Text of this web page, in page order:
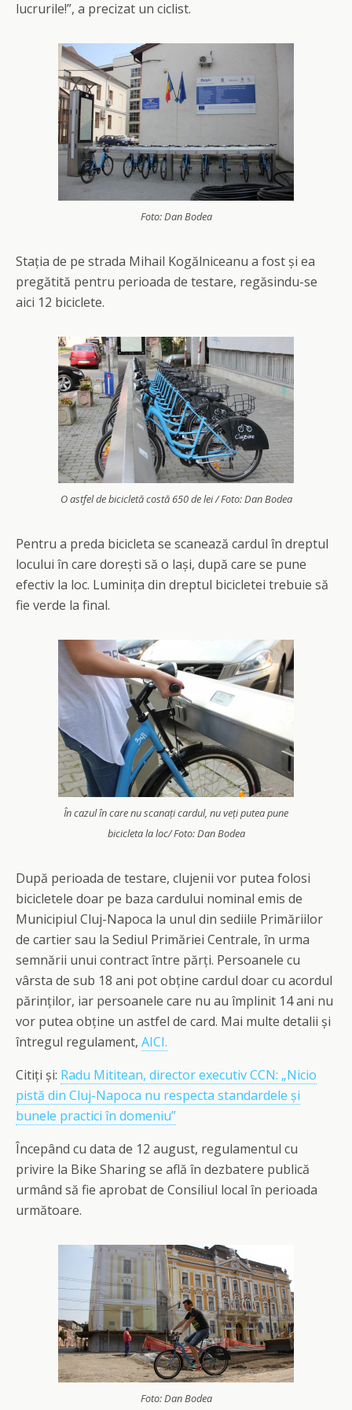
lucrurile!”, a precizat un ciclist.
Foto: Dan Bodea
Stația de pe strada Mihail Kogălniceanu a fost și ea
pregătită pentru perioada de testare, regăsindu-se
aici 12 biciclete.
O astfel de bicicletă costă 650 de lei / Foto: Dan Bodea
Pentru a preda bicicleta se scanează cardul în dreptul
locului în care dorești să o lași, după care se pune
efectiv la loc. Luminița din dreptul bicicletei trebuie să
fie verde la final.
În cazul în care nu scanați cardul, nu veți putea pune
bicicleta la loc/ Foto: Dan Bodea
După perioada de testare, clujenii vor putea folosi
bicicletele doar pe baza cardului nominal emis de
Municipiul Cluj-Napoca la unul din sediile Primăriilor
de cartier sau la Sediul Primăriei Centrale, în urma
semnării unui contract între părți. Persoanele cu
vârsta de sub 18 ani pot obține cardul doar cu acordul
părinților, iar persoanele care nu au împlinit 14 ani nu
vor putea obține un astfel de card. Mai multe detalii și
întregul regulament, AICI.
Citiți și: Radu Mititean, director executiv CCN: „Nicio
pistă din Cluj-Napoca nu respecta standardele și
bunele practici în domeniu”
Începând cu data de 12 august, regulamentul cu
privire la Bike Sharing se află în dezbatere publică
urmând să fie aprobat de Consiliul local în perioada
următoare.
Foto: Dan Bodea